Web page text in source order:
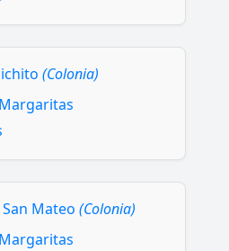
(Colonia)
Mateo (Colonia)